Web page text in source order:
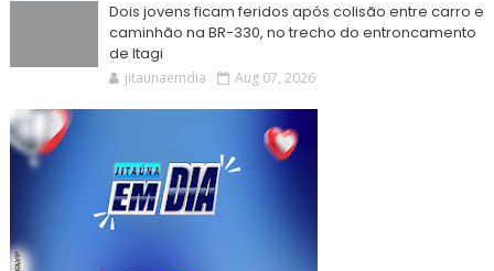
Dois jovens ficam feridos após colisão entre carro e
caminhão na BR-330, no trecho do entroncamento
de Itagi
jitaunaemdia Aug 07, 2026